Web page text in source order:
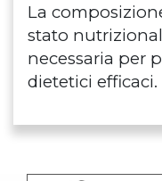
La
stato
necessaria per
dietetici efficaci.